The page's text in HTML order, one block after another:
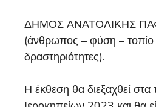
ΔΗΜΟΣ ΑΝΑΤΟΛΙΚΗΣ
(άνθρωπος – φύση –
δραστηριότητες).
Η έκθεση θα διεξαχθεί στα